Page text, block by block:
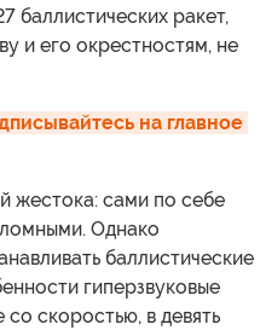
баллистических ракет,
и его окрестностям, не
на главное
жестока: сами по себе
Однако
баллистические
гиперзвуковые
скоростью, в девять